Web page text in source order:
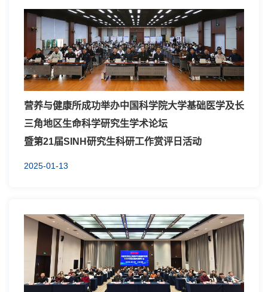
营养与健康所成功举办中国科学院大学基础医学及长
三角地区生命科学研究生学术论坛
暨第21届SINH研究生科研工作赏评日活动
2025-01-13